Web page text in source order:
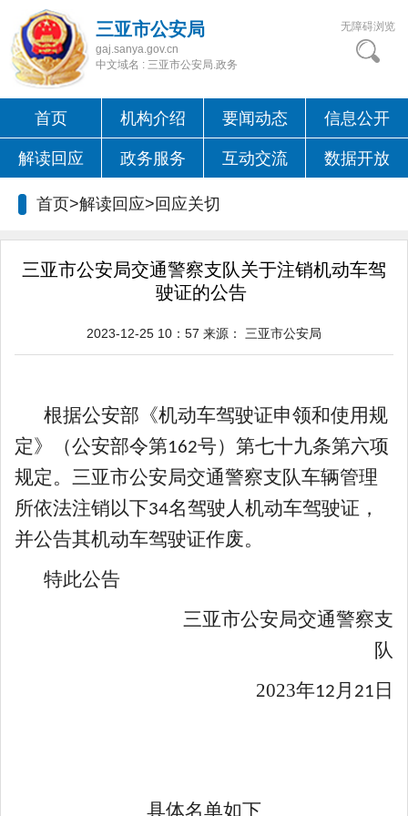
三亚市公安局
gaj.sanya.gov.cn
中文域名 : 三亚市公安局.政务
无障碍浏览
首页 机构介绍 要闻动态 信息公开
解读回应 政务服务 互动交流 数据开放
首页>解读回应> 回应关切
三亚市公安局交通警察支队关于注销机动车驾
驶证的公告
2023-12-25 10：57 来源： 三亚市公安局
根据公安部《机动车驾驶证申领和使用规
定》（公安部令第162号）第七十九条第六项
规定。三亚市公安局交通警察支队车辆管理
所依法注销以下34名驾驶人机动车驾驶证，
并公告其机动车驾驶证作废。
特此公告
三亚市公安局交通警察支
队
2023年12 月 21 日
具体名单如下